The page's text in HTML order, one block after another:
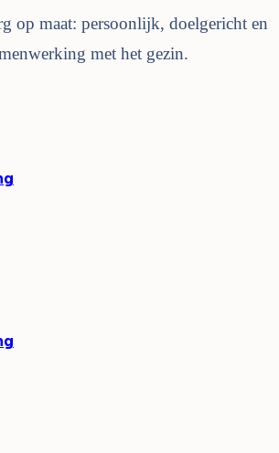
op maat: persoonlijk, doelgericht en
met het gezin.